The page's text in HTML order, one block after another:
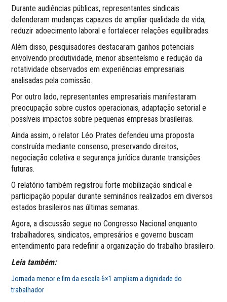
Durante audiências públicas, representantes sindicais
defenderam mudanças capazes de ampliar qualidade de vida,
reduzir adoecimento laboral e fortalecer relações equilibradas.
Além disso, pesquisadores destacaram ganhos potenciais
envolvendo produtividade, menor absenteísmo e redução da
rotatividade observados em experiências empresariais
analisadas pela comissão.
Por outro lado, representantes empresariais manifestaram
preocupação sobre custos operacionais, adaptação setorial e
possíveis impactos sobre pequenas empresas brasileiras.
Ainda assim, o relator Léo Prates defendeu uma proposta
construída mediante consenso, preservando direitos,
negociação coletiva e segurança jurídica durante transições
futuras.
O relatório também registrou forte mobilização sindical e
participação popular durante seminários realizados em diversos
estados brasileiros nas últimas semanas.
Agora, a discussão segue no Congresso Nacional enquanto
trabalhadores, sindicatos, empresários e governo buscam
entendimento para redefinir a organização do trabalho brasileiro.
Leia também:
Jornada menor e fim da escala 6×1 ampliam a dignidade do
trabalhador